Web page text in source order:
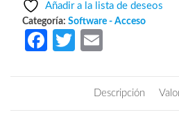
$1,855.59.
para
servicio
y
Añadir a la lista de deseos
Categoría: Software - Acceso
Fa
T
itt
ail
Descripción